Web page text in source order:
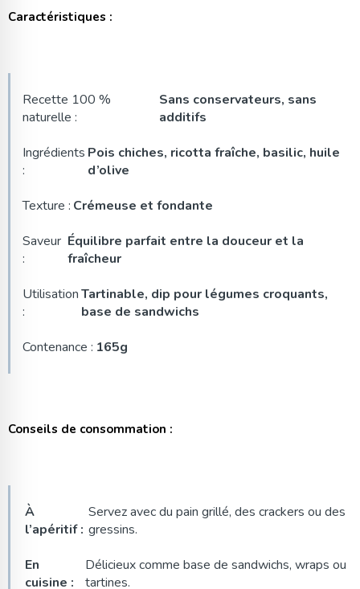
Caractéristiques :
Recette 100 %
naturelle :
Sans conservateurs, sans
additifs
Ingrédients
:
Pois chiches, ricotta fraîche, basilic, huile
d’olive
Texture : Crémeuse et fondante
Saveur
:
Équilibre parfait entre la douceur et la
fraîcheur
Utilisation
:
Tartinable, dip pour légumes croquants,
base de sandwichs
Contenance : 165g
Conseils de consommation :
À
l’apéritif :
Servez avec du pain grillé, des crackers ou des
gressins.
En
cuisine :
Délicieux comme base de sandwichs, wraps ou
tartines.